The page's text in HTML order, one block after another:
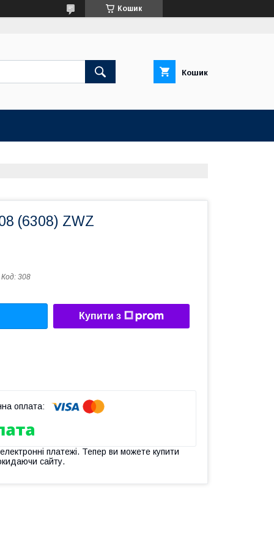
Кошик
Кошик
(6308) ZWZ
Код: 308
Купити з
платежі. Тепер ви можете купити
сайту.